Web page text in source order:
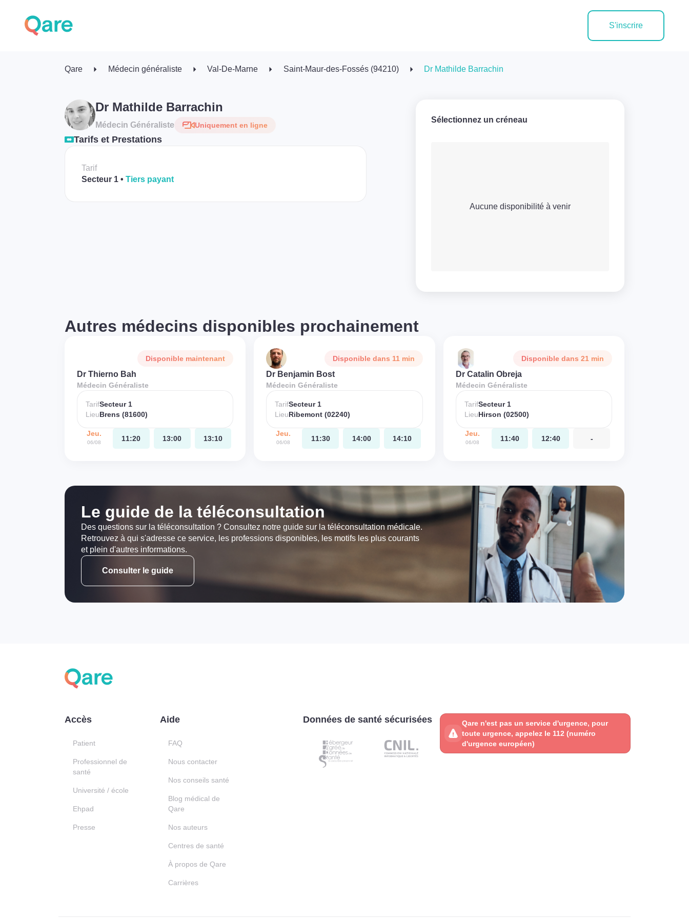
S'inscrire
Qare Médecin généraliste Val-De-Marne Saint-Maur-des-Fossés (94210) Dr Mathilde Barrachin
Dr Mathilde Barrachin
Médecin Généraliste Uniquement en ligne
Tarifs et Prestations
Tarif
Secteur 1
Tiers payant
Sélectionnez un créneau
Aucune disponibilité à venir
Autres médecins disponibles prochainement
Disponible maintenant
Dr Thierno Bah
Médecin Généraliste
TarifSecteur 1
LieuBrens (81600)
Jeu.
06/08 11:20 13:00 13:10
Disponible dans 11 min
Dr Benjamin Bost
Médecin Généraliste
TarifSecteur 1
LieuRibemont (02240)
Jeu.
06/08 11:30 14:00 14:10
Disponible dans 21 min
Dr Catalin Obreja
Médecin Généraliste
TarifSecteur 1
LieuHirson (02500)
Jeu.
06/08 11:40 12:40 -
Le guide de la téléconsultation
Des questions sur la téléconsultation ? Consultez notre guide sur la téléconsultation médicale.
Retrouvez à qui s'adresse ce service, les professions disponibles, les motifs les plus courants
et plein d'autres informations.
Consulter le guide
Accès
Patient
Professionnel de
santé
Université / école
Ehpad
Presse
Aide
FAQ
Nous contacter
Nos conseils santé
Blog médical de
Qare
Nos auteurs
Centres de santé
À propos de Qare
Carrières
Données de santé sécurisées
Qare n'est pas un service d'urgence, pour
toute urgence, appelez le 112 (numéro
d'urgence européen)